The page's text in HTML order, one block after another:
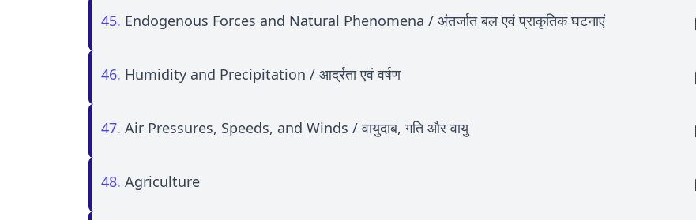
45. Endogenous Forces and Natural Phenomena / अंतर्जात बल एवं प्राकृतिक घटनाएं
46. Humidity and Precipitation / आर्द्रता एवं वर्षण
47. Air Pressures, Speeds, and Winds / वायुदाब, गति और वायु
48. Agriculture